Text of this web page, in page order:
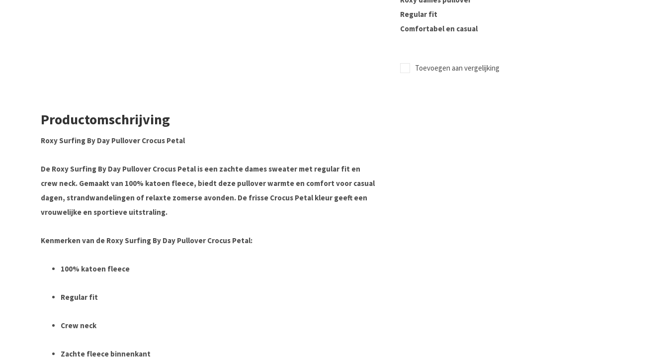
Regular fit
Comfortabel en casual
Toevoegen aan vergelijking
Productomschrijving
Roxy Surfing By Day Pullover Crocus Petal
De Roxy Surfing By Day Pullover Crocus Petal is een zachte dames sweater met regular fit en
crew neck. Gemaakt van 100% katoen fleece, biedt deze pullover warmte en comfort voor casual
dagen, strandwandelingen of relaxte zomerse avonden. De frisse Crocus Petal kleur geeft een
vrouwelijke en sportieve uitstraling.
Kenmerken van de Roxy Surfing By Day Pullover Crocus Petal:
100% katoen fleece
Regular fit
Crew neck
Zachte fleece binnenkant